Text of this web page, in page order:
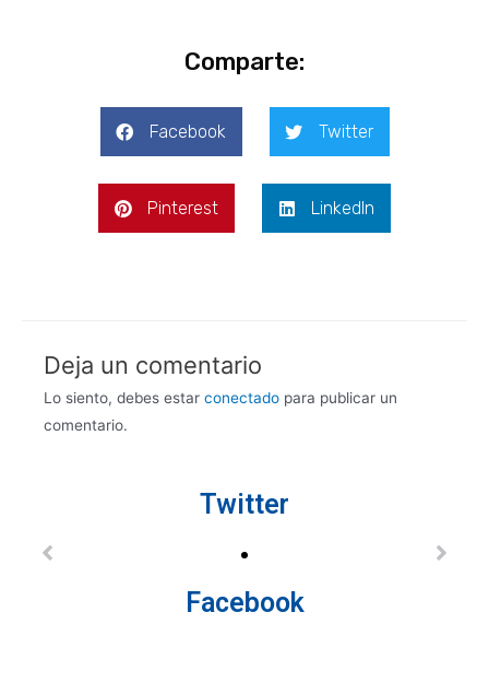
Comparte:
Facebook Twitter
Pinterest LinkedIn
Deja un comentario
Lo siento, debes estar conectado para publicar un
comentario.
Twitter
Facebook